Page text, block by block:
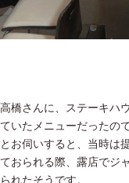
高橋さんに、ステーキハ
ていたメニューだったの
とお伺いすると、当時は
ておられる際、露店でジ
られたそうです。